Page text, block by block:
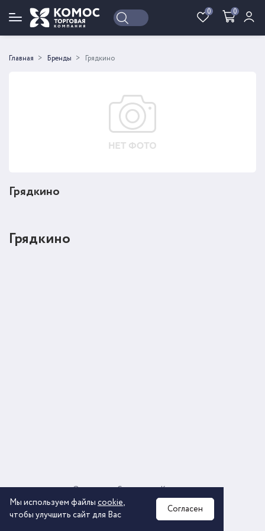
0 0
Войти Регистрация
Главная Бренды Грядкино
Грядкино
Грядкино
2026 © ООО «КОМОС ГРУПП» «Торговая компания»
О компании Соглашение
Политика обработки персональных данных
Контакты
Мы используем файлы cookie,
чтобы улучшить сайт для Вас
Согласен